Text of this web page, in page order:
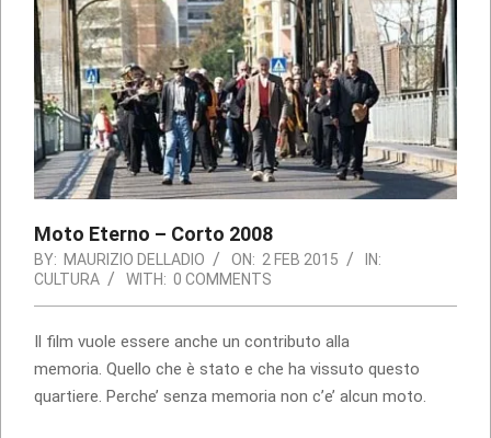
Moto Eterno – Corto 2008
BY: MAURIZIO DELLADIO ON: 2 FEB 2015
IN:
CULTURA
WITH: 0 COMMENTS
Il film vuole essere anche un contributo alla
memoria. Quello che è stato e che ha vissuto questo
quartiere. Perche’ senza memoria non c’e’ alcun moto.